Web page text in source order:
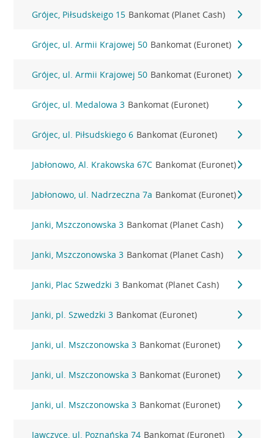
Grójec, Piłsudskeigo 15 Bankomat (Planet Cash)
Grójec, ul. Armii Krajowej 50 Bankomat (Euronet)
Grójec, ul. Armii Krajowej 50 Bankomat (Euronet)
Grójec, ul. Medalowa 3 Bankomat (Euronet)
Grójec, ul. Piłsudskiego 6 Bankomat (Euronet)
Jabłonowo, Al. Krakowska 67C Bankomat (Euronet)
Jabłonowo, ul. Nadrzeczna 7a Bankomat (Euronet)
Janki, Mszczonowska 3 Bankomat (Planet Cash)
Janki, Mszczonowska 3 Bankomat (Planet Cash)
Janki, Plac Szwedzki 3 Bankomat (Planet Cash)
Janki, pl. Szwedzki 3 Bankomat (Euronet)
Janki, ul. Mszczonowska 3 Bankomat (Euronet)
Janki, ul. Mszczonowska 3 Bankomat (Euronet)
Janki, ul. Mszczonowska 3 Bankomat (Euronet)
Jawczyce, ul. Poznańska 74 Bankomat (Euronet)